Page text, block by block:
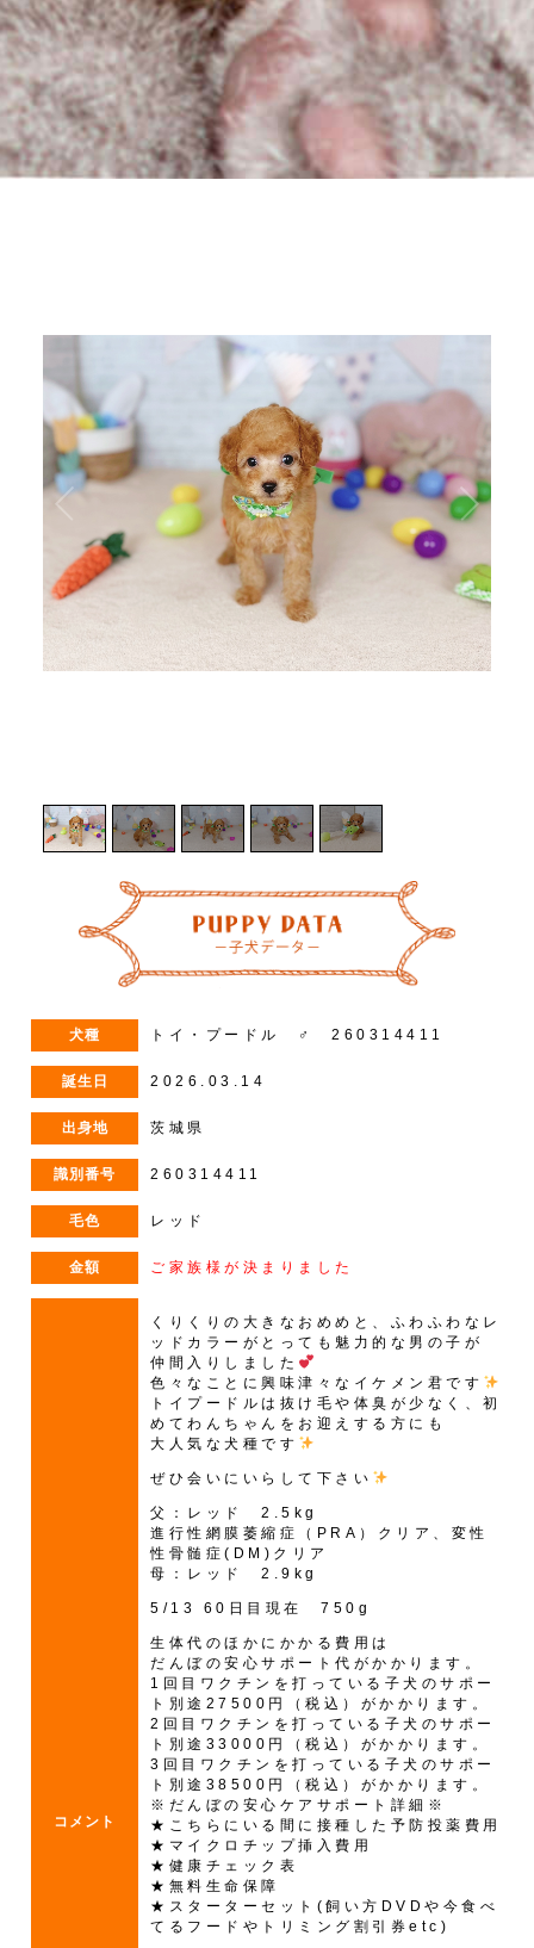
犬種 トイ・プードル ♂ 260314411
誕生日 2026.03.14
出身地 茨城県
識別番号 260314411
毛色 レッド
金額 ご家族様が決まりました
コメント
くりくりの大きなおめめと、ふわふわなレ
ッドカラーがとっても魅力的な男の子が
仲間入りしました
色々なことに興味津々なイケメン君です
トイプードルは抜け毛や体臭が少なく、初
めてわんちゃんをお迎えする方にも
大人気な犬種です
ぜひ会いにいらして下さい
父：レッド 2.5kg
進行性網膜萎縮症（PRA）クリア、変性
性骨髄症(DM)クリア
母：レッド 2.9kg
5/13 60日目現在 750g
生体代のほかにかかる費用は
だんぼの安心サポート代がかかります。
1回目ワクチンを打っている子犬のサポー
ト別途27500円（税込）がかかります。
2回目ワクチンを打っている子犬のサポー
ト別途33000円（税込）がかかります。
3回目ワクチンを打っている子犬のサポー
ト別途38500円（税込）がかかります。
※だんぼの安心ケアサポート詳細※
★こちらにいる間に接種した予防投薬費用
★マイクロチップ挿入費用
★健康チェック表
★無料生命保障
★スターターセット(飼い方DVDや今食べ
てるフードやトリミング割引券etc)